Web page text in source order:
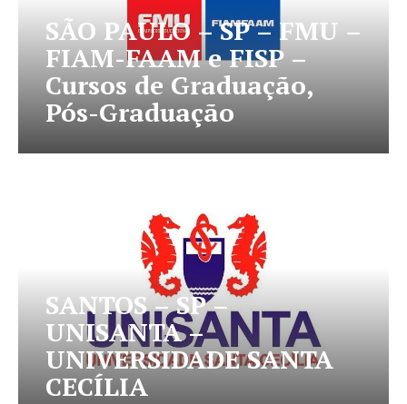
SÃO PAULO – SP – FMU –
FIAM-FAAM e FISP –
Cursos de Graduação,
Pós-Graduação
SANTOS – SP –
UNISANTA –
UNIVERSIDADE SANTA
CECÍLIA